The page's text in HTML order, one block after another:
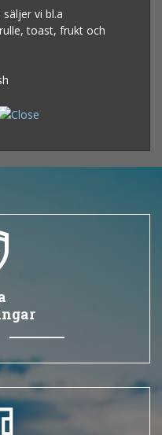
vi bl.a
toast, frukt och